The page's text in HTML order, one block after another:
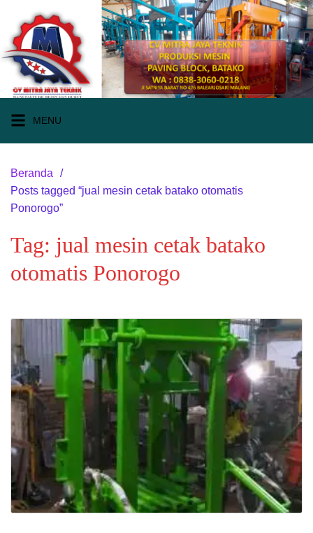
konten
MENU
Beranda
Posts tagged “jual mesin cetak batako otomatis
Ponorogo”
Tag: jual mesin cetak batako
otomatis Ponorogo